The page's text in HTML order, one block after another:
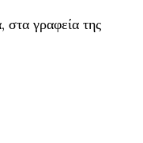
γραφεία της